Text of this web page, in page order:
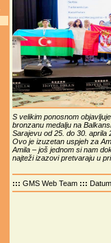
S velikim ponosnom
bronzanu medalju na
Sarajevu od 25. do 30. aprila
Ovo je izuzetan uspjeh za
Amila – još jednom si nam
najteži izazovi pretvaraju u
::: GMS Web Team :::